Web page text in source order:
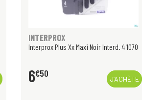
INTERPROX
Interprox Plus Xx Maxi Noir Interd. 4 1070
6€50
J’ACHÈTE